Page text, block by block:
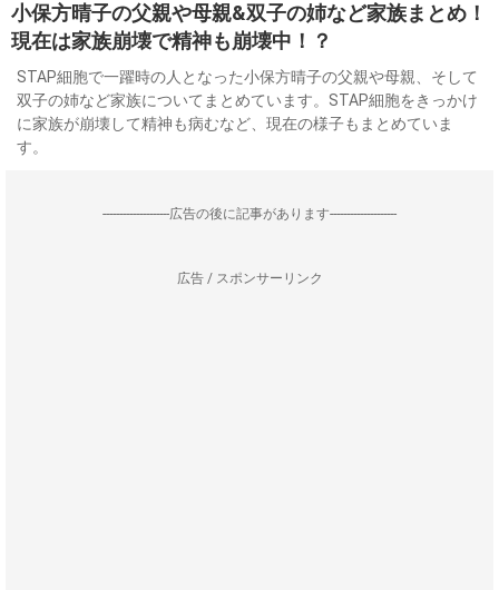
小保方晴子の父親や母親&双子の姉など家族まとめ！
現在は家族崩壊で精神も崩壊中！？
STAP細胞で一躍時の人となった小保方晴子の父親や母親、そして
双子の姉など家族についてまとめています。STAP細胞をきっかけ
に家族が崩壊して精神も病むなど、現在の様子もまとめていま
す。
--------------------広告の後に記事があります--------------------
広告 / スポンサーリンク